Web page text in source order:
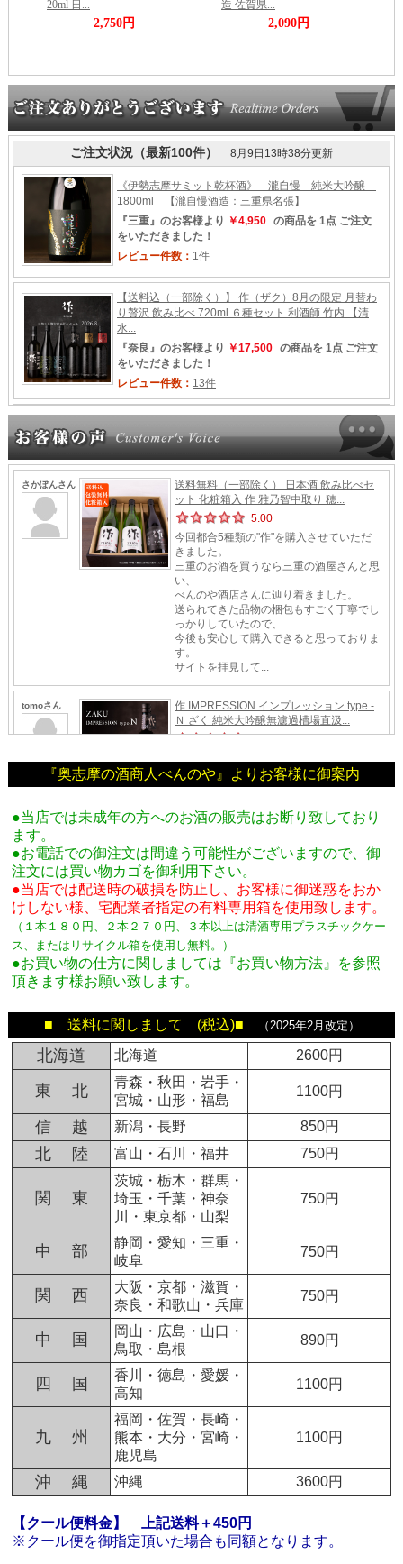
『奥志摩の酒商人べんのや』よりお客様に御案内
●当店では未成年の方へのお酒の販売はお断り致しており
ます。
●お電話での御注文は間違う可能性がございますので、御
注文には買い物カゴを御利用下さい。
●当店では配送時の破損を防止し、お客様に御迷惑をおか
けしない様、宅配業者指定の有料専用箱を使用致します。
（１本１８０円、２本２７０円、３本以上は清酒専用プラスチックケー
ス、またはリサイクル箱を使用し無料。
）
●お買い物の仕方に関しましては『お買い物方法』を参照
頂きます様お願い致します。
■ 送料に関しまして (税込)■ （2025年2月改定）
北海道 北海道 2600円
東 北
青森・秋田・岩手・
宮城・山形・福島
1100円
信 越 新潟・長野 850円
北 陸 富山・石川・福井 750円
関 東
茨城・栃木・群馬・
埼玉・千葉・神奈
川・東京都・山梨
750円
中 部
静岡・愛知・三重・
岐阜
750円
関 西
大阪・京都・滋賀・
奈良・和歌山・兵庫
750円
中 国
岡山・広島・山口・
鳥取・島根
890円
四 国
香川・徳島・愛媛・
高知
1100円
九 州
福岡・佐賀・長崎・
熊本・大分・宮崎・
鹿児島
1100円
沖 縄 沖縄 3600円
【クール便料金】
上記送料＋450円
※クール便を御指定頂いた場合も同額となります。